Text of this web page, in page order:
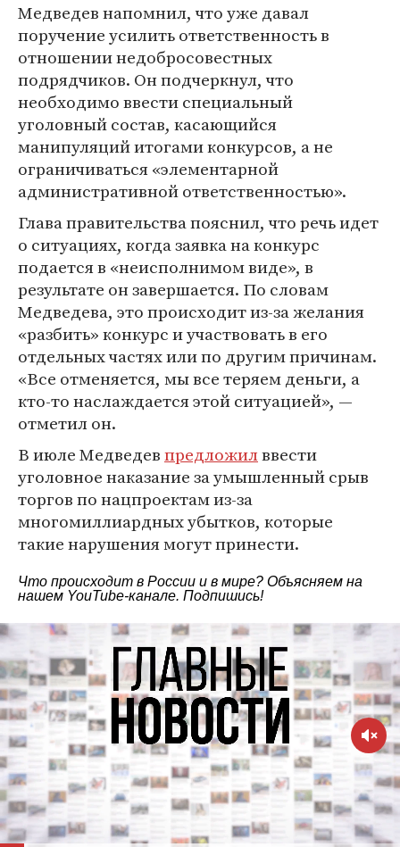
Медведев напомнил, что уже давал
поручение усилить ответственность в
отношении недобросовестных
подрядчиков. Он подчеркнул, что
необходимо ввести специальный
уголовный состав, касающийся
манипуляций итогами конкурсов, а не
ограничиваться «элементарной
административной ответственностью».
Глава правительства пояснил, что речь идет
о ситуациях, когда заявка на конкурс
подается в «неисполнимом виде», в
результате он завершается. По словам
Медведева, это происходит из-за желания
«разбить» конкурс и участвовать в его
отдельных частях или по другим причинам.
«Все отменяется, мы все теряем деньги, а
кто-то наслаждается этой ситуацией», —
отметил он.
В июле Медведевпредложилввести
уголовное наказание за умышленный срыв
торгов по нацпроектам из-за
многомиллиардных убытков, которые
такие нарушения могут принести.
Что происходит в России и в мире? Объясняем на
нашем YouTube-канале. Подпишись!